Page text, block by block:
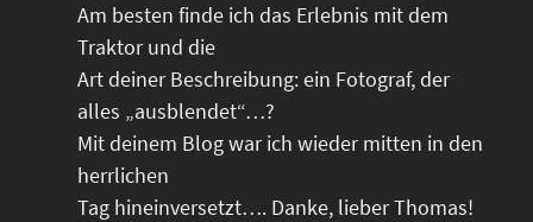
Am besten finde ich das Erlebnis mit dem
Traktor und die
Art deiner Beschreibung: ein Fotograf, der
alles „ausblendet“…?
Mit deinem Blog war ich wieder mitten in den
herrlichen
Tag hineinversetzt…. Danke, lieber Thomas!